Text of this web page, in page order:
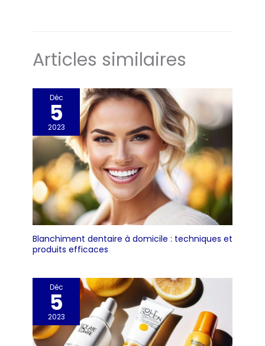
Articles similaires
Déc
5
2023
Blanchiment dentaire à domicile : techniques et
produits efficaces
Déc
5
2023